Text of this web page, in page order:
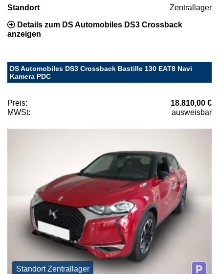
Standort Zentrallager
Details zum DS Automobiles DS3 Crossback
anzeigen
DS Automobiles DS3 Crossback Bastille 130 EAT8 Navi
Kamera PDC
Preis:
18.810,00 €
MWSt:
ausweisbar
Standort Zentrallager